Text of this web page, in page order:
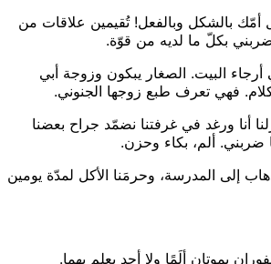
أمّك بالشكل وبالفعل! تُقيمين علاقات من
بكلّ ما لديه من قوّة.
البيت. الصغار يبكون وزوجة أبي
فهي تعرف طبع زوجها الجنوني.
أنا ورغد في غرفتنا نضمّد جراح بعضنا
ضربني. ألم، بكاء وحزن.
إلى المدرسة، وحرمَنا الأكل لمدّة يومين
يموتان ألَمًا ولا أحد يعلم بهما.